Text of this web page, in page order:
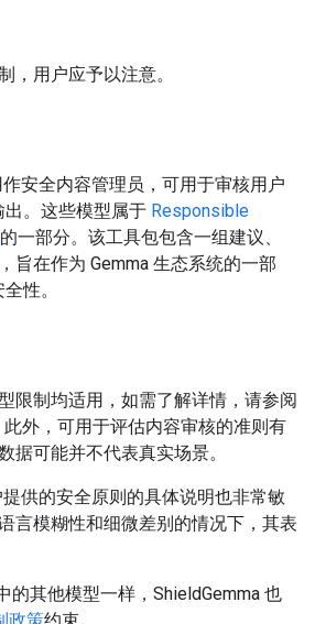
，用户应予以注意。
安全内容管理员，可用于审核用户
。这些模型属于 Responsible
的一部分。该工具包包含一组建议、
旨在作为 Gemma 生态系统的一部
性。
限制均适用，如需了解详情，请参阅
此外，可用于评估内容审核的准则有
据可能并不代表真实场景。
供的安全原则的具体说明也非常敏
言模糊性和细微差别的情况下，其表
的其他模型一样，ShieldGemma 也